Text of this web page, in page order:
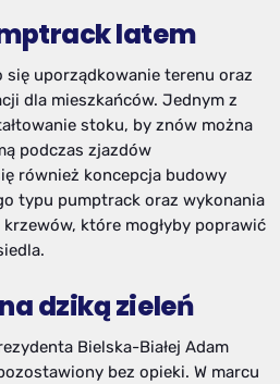
latem
się uporządkowanie terenu oraz
dla mieszkańców. Jednym z
stoku, by znów można
podczas zjazdów
również koncepcja budowy
typu pumptrack oraz wykonania
które mogłyby poprawić
dziką zieleń
Bielska-Białej Adam
bez opieki. W marcu